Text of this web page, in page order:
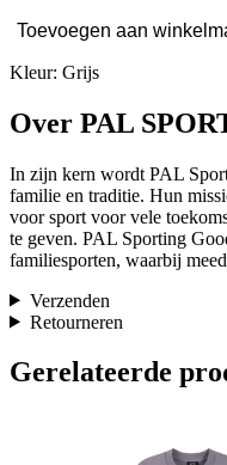
Toevoegen aan
Kleur: Grijs
Over PAL
In zijn kern wordt PAL
familie en traditie. Hun
voor sport voor vele
te geven. PAL Sporting
familiesporten, waarbij
Verzenden
Retourneren
Gerelateerde